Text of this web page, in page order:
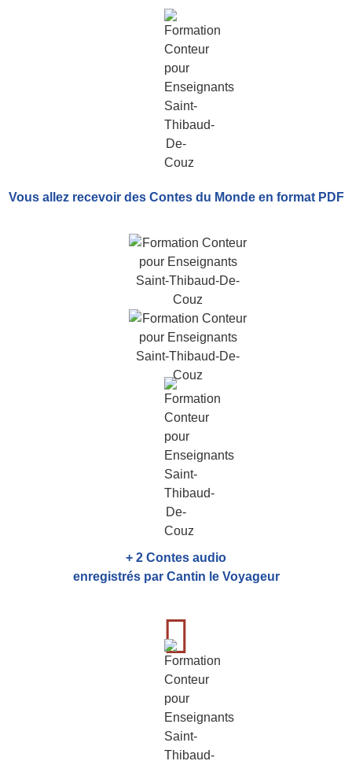
Vous allez recevoir des Contes du Monde en format PDF
+ 2 Contes audio
enregistrés par Cantin le Voyageur